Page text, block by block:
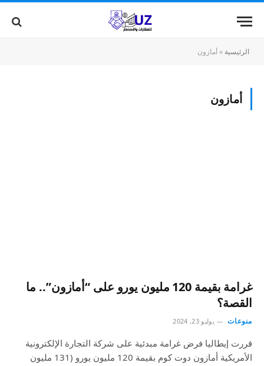
الرئيسية » أمازون
أمازون
غرامة بقيمة 120 مليون يورو على “أمازون”.. ما
القصة؟
منوعات يوليو 23, 2024
قررت إيطاليا فرض غرامة مبدئية على شركة التجارة الإلكترونية
الأمريكية أمازون دوت كوم بقيمة 120 مليون يورو (131 مليون